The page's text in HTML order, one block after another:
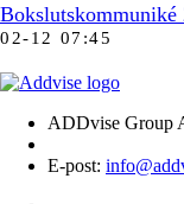
Bokslutskommuniké
02-12 07:45
ADDvise Group
E-post: